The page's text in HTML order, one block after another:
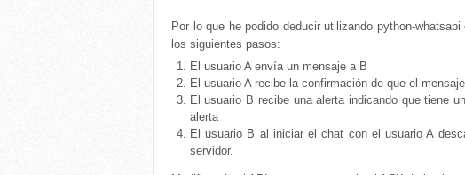
Por lo que he podido deducir utilizando python-
los siguientes pasos:
El usuario A envía un mensaje a B
El usuario A recibe la confirmación de que el
El usuario B recibe una alerta indicando que tiene
alerta
El usuario B al iniciar el chat con el usuario A
servidor.